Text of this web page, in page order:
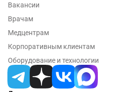
Ростов-на-Дону
Рязань
Самара
Саратов
Вакансии
Врачам
Медцентрам
Корпоративным клиентам
Оборудование и технологии